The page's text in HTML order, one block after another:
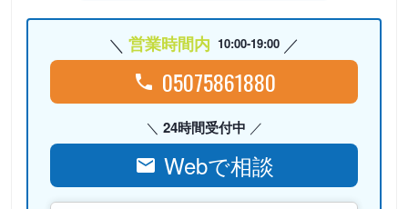
営業時間内 10:00-19:00
05075861880
24時間受付中
Webで相談